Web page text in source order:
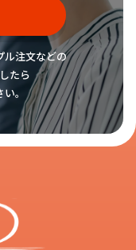
ル注文などの
たら
。